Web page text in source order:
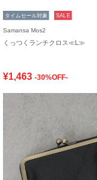
タイムセール対象 SALE
Samansa Mos2
くっつくランチクロス≪L≫
¥1,463 -30%OFF-